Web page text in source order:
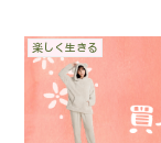
楽しく生きる